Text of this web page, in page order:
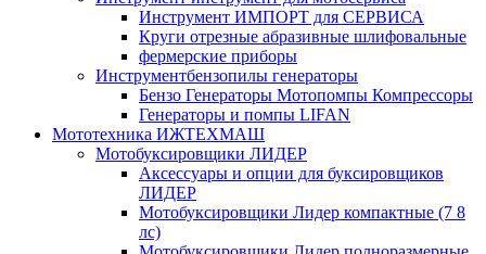
Инструмент ИМПОРТ для СЕРВИСА
Круги отрезные абразивные шлифовальные
фермерские приборы
Инструментбензопилы генераторы
Бензо Генераторы Мотопомпы Компрессоры
Генераторы и помпы LIFAN
Мототехника ИЖТЕХМАШ
Мотобуксировщики ЛИДЕР
Аксессуары и опции для буксировщиков
ЛИДЕР
Мотобуксировщики Лидер компактные (7 8
лс)